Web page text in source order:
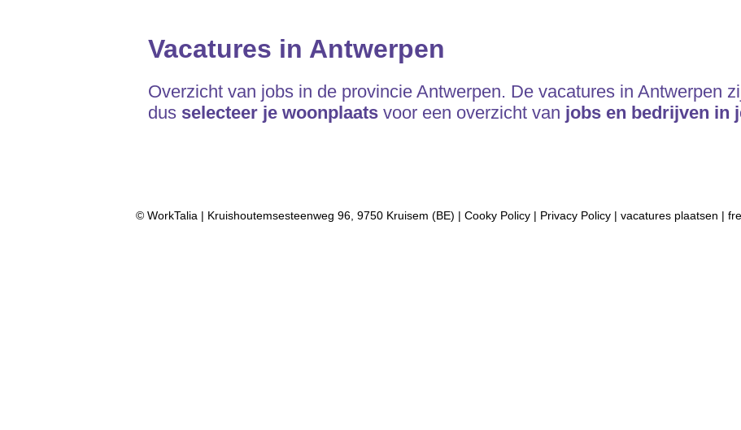
Vacatures in Antwerpen
Overzicht van jobs in de provincie Antwerpen. De vacatures in Antwerpen
dus selecteer je woonplaats voor een overzicht van jobs en bedrijven in
© WorkTalia | Kruishoutemsesteenweg 96, 9750 Kruisem (BE) | Cooky Policy | Privacy Policy | vacatures plaatsen |